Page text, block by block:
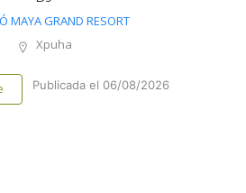
MAYA GRAND RESORT
Xpuha
Publicada el 06/08/2026